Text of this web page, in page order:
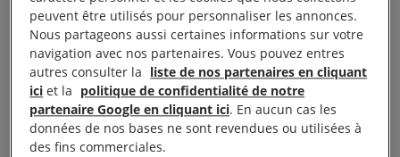
Ni la grève de la SNCF, ni la pluie n’est venue à bout
de l’enthousiasme de ces jeunes venus des quatre
coins de la France. Ils sont repartis vers leurs
régions, gonflés à bloc et déterminés à défendre les
droits humains.
peuvent être utilisés pour personnaliser les annonces.
Nous partageons aussi certaines informations sur votre
navigation avec nos partenaires. Vous pouvez entres
autres consulter la liste de nos partenaires en cliquant
ici et la politique de confidentialité de notre
partenaire Google en cliquant ici. En aucun cas les
données de nos bases ne sont revendues ou utilisées à
des fins commerciales.